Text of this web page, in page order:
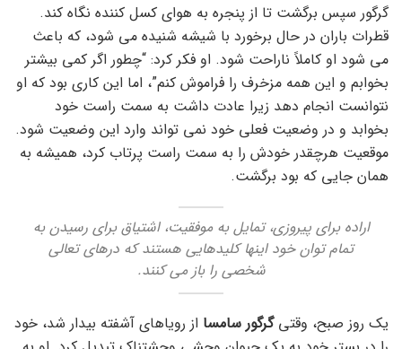
گرگور سپس برگشت تا از پنجره به هوای کسل کننده نگاه کند.
قطرات باران در حال برخورد با شیشه شنیده می شود، که باعث
می شود او کاملاً ناراحت شود. او فکر کرد: “چطور اگر کمی بیشتر
بخوابم و این همه مزخرف را فراموش کنم”، اما این کاری بود که او
نتوانست انجام دهد زیرا عادت داشت به سمت راست خود
بخوابد و در وضعیت فعلی خود نمی تواند وارد این وضعیت شود.
موقعیت هرچقدر خودش را به سمت راست پرتاب کرد، همیشه به
همان جایی که بود برگشت.
اراده برای پیروزی، تمایل به موفقیت، اشتیاق برای رسیدن به
تمام توان خود اینها کلیدهایی هستند که درهای تعالی
شخصی را باز می کنند.
یک روز صبح، وقتیگرگور سامسا از رویاهای آشفته بیدار شد، خود